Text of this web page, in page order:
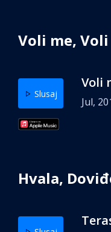
Voli me,
Slusaj
Voli
Jul,
Hvala,